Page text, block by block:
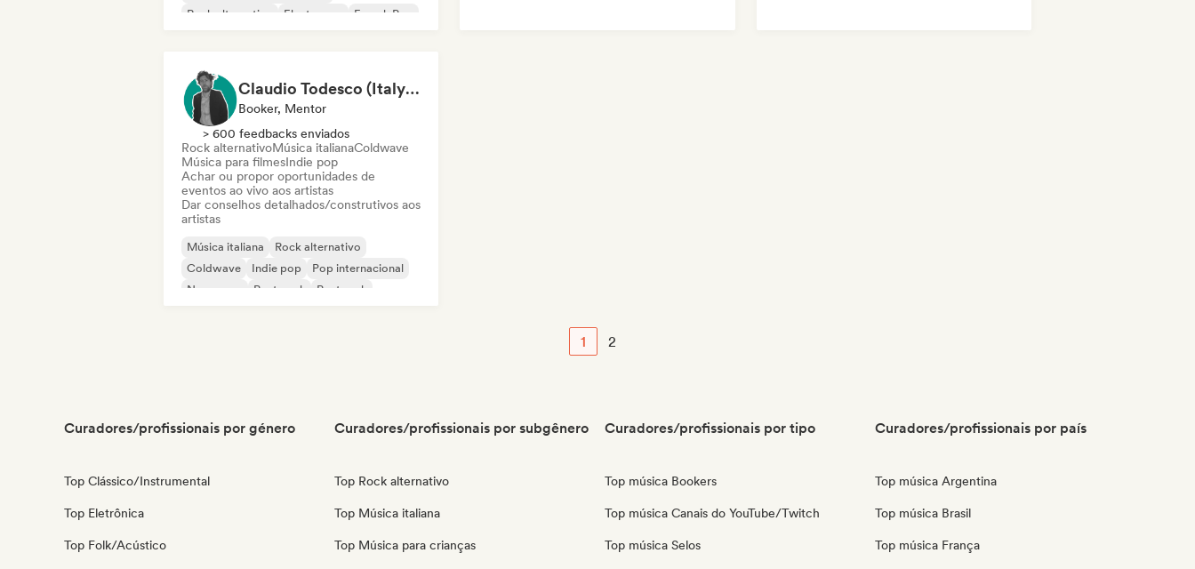
Rock alternativo
Electropop
French Pop
Claudio Todesco (Italy & Japan focus)
Booker, Mentor
> 600 feedbacks enviados
Rock alternativoMúsica italianaColdwave
Música para filmesIndie pop
Achar ou propor oportunidades de
eventos ao vivo aos artistas
Dar conselhos detalhados/construtivos aos
artistas
Música italiana
Rock alternativo
Coldwave
Indie pop
Pop internacional
New wave
Post punk Post rock
1 2
Curadores/profissionais por género
Top Clássico/Instrumental
Top Eletrônica
Top Folk/Acústico
Curadores/profissionais por subgênero
Top Rock alternativo
Top Música italiana
Top Música para crianças
Curadores/profissionais por tipo
Top música Bookers
Top música Canais do YouTube/Twitch
Top música Selos
Curadores/profissionais por país
Top música Argentina
Top música Brasil
Top música França